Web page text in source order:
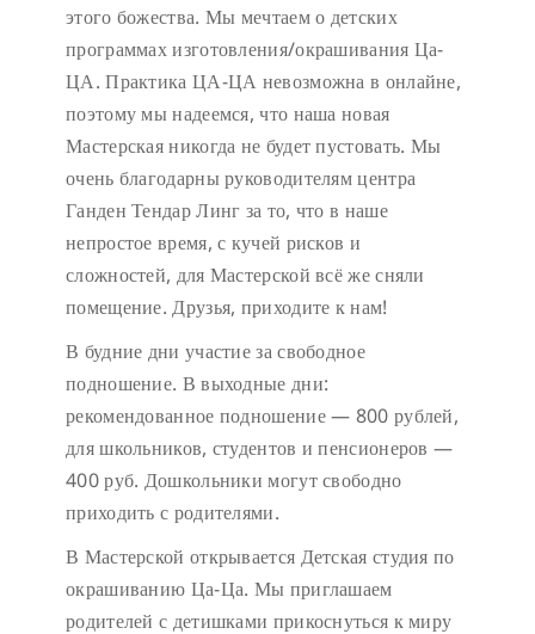
этого божества. Мы мечтаем о детских
программах изготовления/окрашивания Ца-
ЦА. Практика ЦА-ЦА невозможна в онлайне,
поэтому мы надеемся, что наша новая
Мастерская никогда не будет пустовать. Мы
очень благодарны руководителям центра
Ганден Тендар Линг за то, что в наше
непростое время, с кучей рисков и
сложностей, для Мастерской всё же сняли
помещение. Друзья, приходите к нам!
В будние дни участие за свободное
подношение. В выходные дни:
рекомендованное подношение — 800 рублей,
для школьников, студентов и пенсионеров —
400 руб. Дошкольники могут свободно
приходить с родителями.
В Мастерской открывается Детская студия по
окрашиванию Ца-Ца. Мы приглашаем
родителей с детишками прикоснуться к миру